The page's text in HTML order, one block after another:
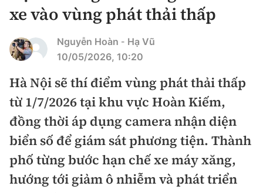
Chuyện dọc đường
Cải chính
Quy hoạch kiến trúc
Vật liệu xây dựng
Giám định chất lượng
Quản lý đô thị
Quản lý
Đường bộ
Hàng không
Đường sắt
Đăng kiểm
Đường sắt tốc độ cao
Thị trường
Tài chính
Chứng khoán
Bảo hiểm
Doanh nghiệp
Pháp luật
Thanh tra
An ninh hình sự
Điều tra
Pháp đình
An toàn giao thông
Giao thông 24h
ATGT địa phương
Văn hóa giao thông
Chất lượng sống
Giáo dục
Y tế
Văn hóa - Giải Trí
xe vào vùng phát thải thấp
Nguyễn Hoàn - Hạ Vũ
10/05/2026, 10:20
Hà Nội sẽ thí điểm vùng phát thải thấp
từ 1/7/2026 tại khu vực Hoàn Kiếm,
đồng thời áp dụng camera nhận diện
biển số để giám sát phương tiện. Thành
phố từng bước hạn chế xe máy xăng,
hướng tới giảm ô nhiễm và phát triển